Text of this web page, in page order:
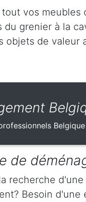
vos meubles
du grenier à la
objets de valeur
Belgique
de
recherche
Besoin d'une